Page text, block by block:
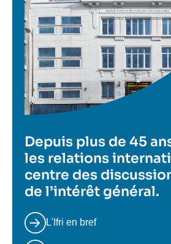
Depuis plus de 45
les relations
centre des
de l’intérêt général.
L'Ifri en bref